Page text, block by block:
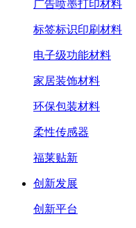
广告喷墨打印材料
标签标识印刷材料
电子级功能材料
家居装饰材料
环保包装材料
柔性传感器
福莱贴新
创新发展
创新平台